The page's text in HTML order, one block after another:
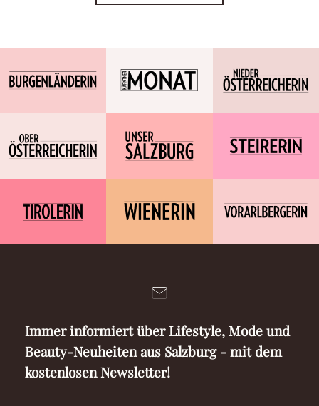
Immer informiert über Lifestyle, Mode und
Beauty-Neuheiten aus Salzburg - mit dem
kostenlosen Newsletter!